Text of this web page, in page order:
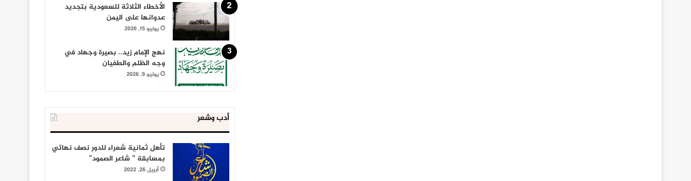
الأخطاء الثلاثة للسعودية بتجديد
عدوانها على اليمن
يوليو 15, 2026
نهج الإمام زيد.. بصيرة وجهاد في
وجه الظلم والطغيان
يوليو 9, 2026
أدب وشعر
تأهل ثمانية شعراء للدور نصف نهائي
بمسابقة ” شاعر الصمود”
أبريل 26, 2022